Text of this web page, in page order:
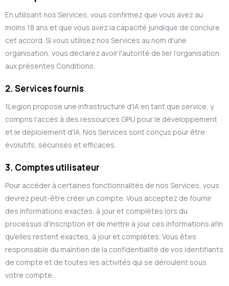
En utilisant nos Services, vous confirmez que vous avez au
moins 18 ans et que vous avez la capacité juridique de conclure
cet accord. Si vous utilisez nos Services au nom d'une
organisation, vous déclarez avoir l'autorité de lier l'organisation
aux présentes Conditions.
2. Services fournis
1Legion propose une infrastructure d'IA en tant que service, y
compris l'accès à des ressources GPU pour le développement
et le déploiement d'IA. Nos Services sont conçus pour être
évolutifs, sécurisés et efficaces.
3. Comptes utilisateur
Pour accéder à certaines fonctionnalités de nos Services, vous
devrez peut-être créer un compte. Vous acceptez de fournir
des informations exactes, à jour et complètes lors du
processus d'inscription et de mettre à jour ces informations afin
qu'elles restent exactes, à jour et complètes. Vous êtes
responsable du maintien de la confidentialité de vos identifiants
de compte et de toutes les activités qui se déroulent sous
votre compte.